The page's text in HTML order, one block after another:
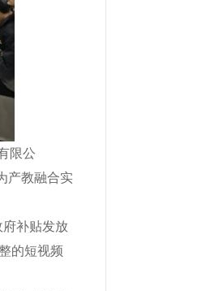
限公
产教融合实
补贴发放
的短视频